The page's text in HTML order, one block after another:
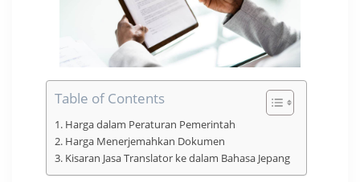
Table of Contents
Harga dalam Peraturan Pemerintah
Harga Menerjemahkan Dokumen
Kisaran Jasa Translator ke dalam Bahasa Jepang